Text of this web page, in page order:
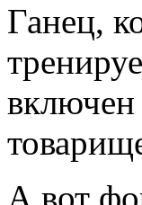
Ганец,
включен
А вот